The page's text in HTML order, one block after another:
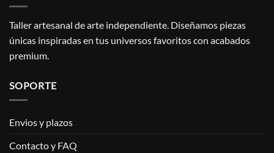
Taller artesanal de arte independiente. Diseñamos piezas
únicas inspiradas en tus universos favoritos con acabados
premium.
SOPORTE
Envios y plazos
Contacto y FAQ